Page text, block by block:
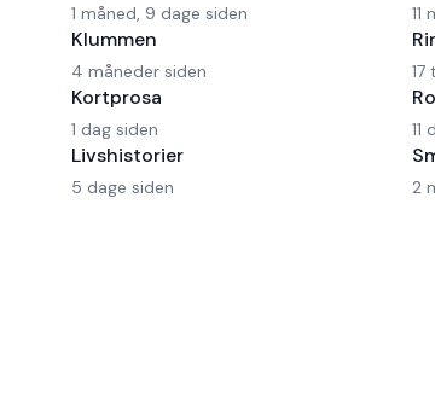
1 måned, 9 dage siden
Klummen
4 måneder siden
Kortprosa
1 dag siden
Livshistorier
5 dage siden
11
17
11
2